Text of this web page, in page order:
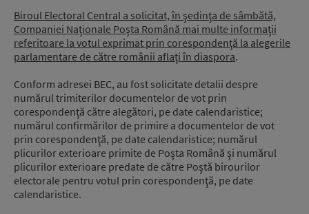
Biroul Electoral Central a solicitat, în şedinţa de sâmbătă,
Companiei Naţionale Poşta Română mai multe informaţii
referitoare la votul exprimat prin corespondenţă la alegerile
parlamentare de către românii aflaţi în diaspora.
Conform adresei BEC, au fost solicitate detalii despre
numărul trimiterilor documentelor de vot prin
corespondenţă către alegători, pe date calendaristice;
numărul confirmărilor de primire a documentelor de vot
prin corespondenţă, pe date calendaristice; numărul
plicurilor exterioare primite de Poşta Română şi numărul
plicurilor exterioare predate de către Poştă birourilor
electorale pentru votul prin corespondenţă, pe date
calendaristice.